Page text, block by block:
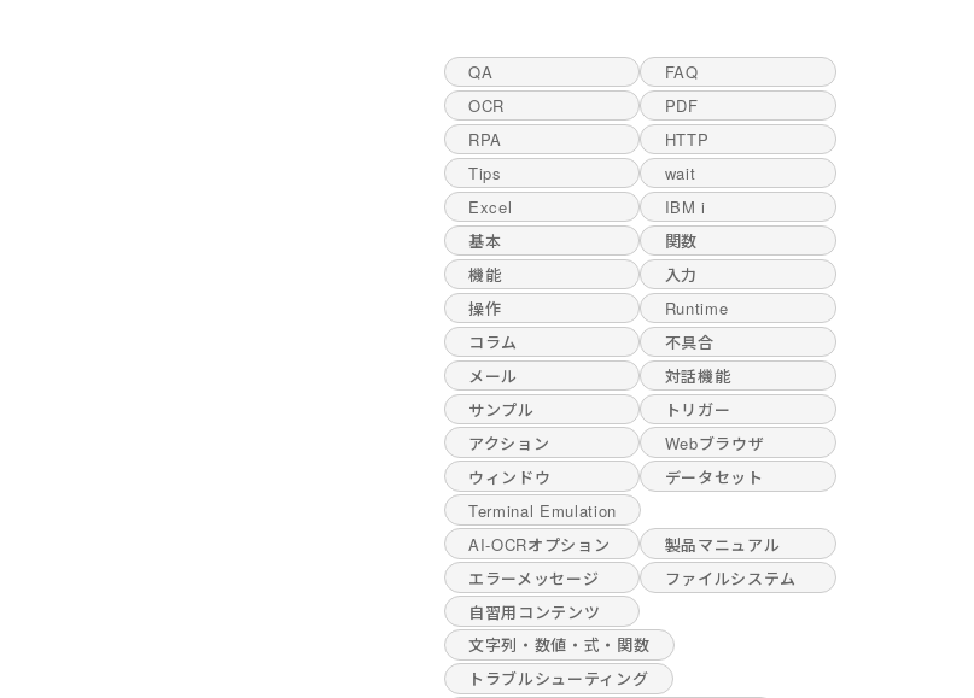
QA
FAQ
OCR
PDF
RPA
HTTP
Tips
wait
Excel
IBM i
基本
関数
機能
入力
操作
Runtime
コラム
不具合
メール
対話機能
サンプル
トリガー
アクション
Webブラウザ
ウィンドウ
データセット
Terminal Emulation
AI-OCRオプション
製品マニュアル
エラーメッセージ
ファイルシステム
自習用コンテンツ
文字列・数値・式・関数
トラブルシューティング